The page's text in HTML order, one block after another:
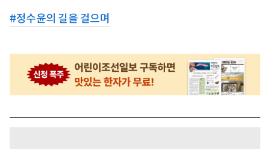
#정수윤의 길을 걸으며